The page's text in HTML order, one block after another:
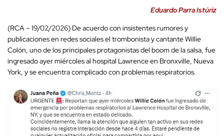
Eduardo Parra Istúriz
(RCA – 19/02/2026) De acuerdo con insistentes rumores y
publicaciones en redes sociales el trombonista y cantante Willie
Colón, uno de los principales protagonistas del boom de la salsa, fue
ingresado ayer miércoles al hospital Lawrence en Bronxville, Nueva
York, y se encuentra complicado con problemas respiratorios.